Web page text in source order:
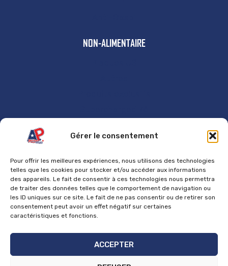
Gérer le consentement
Pour offrir les meilleures expériences, nous utilisons des technologies
telles que les cookies pour stocker et/ou accéder aux informations
des appareils. Le fait de consentir à ces technologies nous permettra
de traiter des données telles que le comportement de navigation ou
les ID uniques sur ce site. Le fait de ne pas consentir ou de retirer son
consentement peut avoir un effet négatif sur certaines
caractéristiques et fonctions.
ACCEPTER
NON-ALIMENTAIRE
GÉNÉRAL
Contact
Mentions Légales
Politique de cookies
Politique de confidentialité
Politique de retours et de remboursements